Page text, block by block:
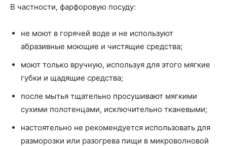
В частности, фарфоровую посуду:
не моют в горячей воде и не используют
абразивные моющие и чистящие средства;
моют только вручную, используя для этого мягкие
губки и щадящие средства;
после мытья тщательно просушивают мягкими
сухими полотенцами, исключительно тканевыми;
настоятельно не рекомендуется использовать для
разморозки или разогрева пищи в микроволновой